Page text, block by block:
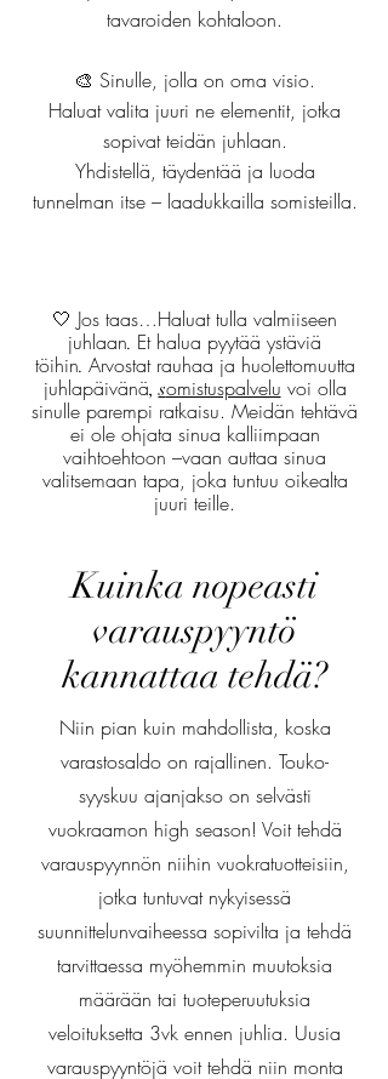
tavaroiden kohtaloon.
🎨 Sinulle, jolla on oma visio.
Haluat valita juuri ne elementit, jotka
sopivat teidän juhlaan.
Yhdistellä, täydentää ja luoda
tunnelman itse – laadukkailla somisteilla.
🤍 Jos taas…Haluat tulla valmiiseen
juhlaan. Et halua pyytää ystäviä
töihin. Arvostat rauhaa ja huolettomuutta
juhlapäivänä,somistuspalvelu voi olla
sinulle parempi ratkaisu. Meidän tehtävä
ei ole ohjata sinua kalliimpaan
vaihtoehtoon –vaan auttaa sinua
valitsemaan tapa, joka tuntuu oikealta
juuri teille.
Kuinka nopeasti
varauspyyntö
kannattaa tehdä?
Niin pian kuin mahdollista, koska
varastosaldo on rajallinen. Touko-
syyskuu ajanjakso on selvästi
vuokraamon high season! Voit tehdä
varauspyynnön niihin vuokratuotteisiin,
jotka tuntuvat nykyisessä
suunnittelunvaiheessa sopivilta ja tehdä
tarvittaessa myöhemmin muutoksia
määrään tai tuoteperuutuksia
veloituksetta 3vk ennen juhlia. Uusia
varauspyyntöjä voit tehdä niin monta